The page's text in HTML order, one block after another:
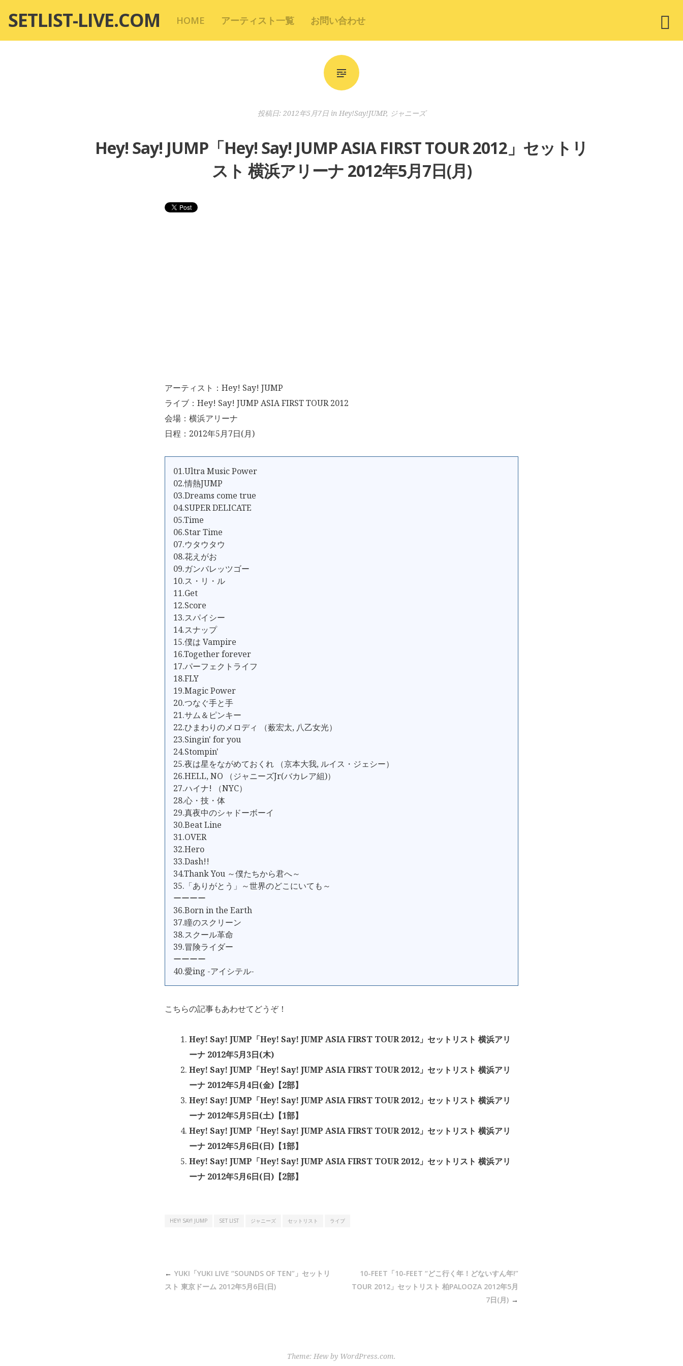
テ
SETLIST-LIVE.COM HOME アーティスト一覧 お問い合わせ
投稿日: 2012年5月7日in Hey!Say!JUMP, ジャニーズ
Hey! Say! JUMP「Hey! Say! JUMP ASIA FIRST TOUR 2012」セットリ
スト 横浜アリーナ 2012年5月7日(月)
アーティスト：Hey! Say! JUMP
ライブ：Hey! Say! JUMP ASIA FIRST TOUR 2012
会場：横浜アリーナ
日程：2012年5月7日(月)
01.Ultra Music Power
02.情熱JUMP
03.Dreams come true
04.SUPER DELICATE
05.Time
06.Star Time
07.ウタウタウ
08.花えがお
09.ガンバレッツゴー
10.ス・リ・ル
11.Get
12.Score
13.スパイシー
14.スナップ
15.僕は Vampire
16.Together forever
17.パーフェクトライフ
18.FLY
19.Magic Power
20.つなぐ手と手
21.サム＆ピンキー
22.ひまわりのメロディ （薮宏太, 八乙女光）
23.Singin' for you
24.Stompin'
25.夜は星をながめておくれ （京本大我, ルイス・ジェシー）
26.HELL, NO （ジャニーズJr(バカレア組)）
27.ハイナ! （NYC）
28.心・技・体
29.真夜中のシャドーボーイ
30.Beat Line
31.OVER
32.Hero
33.Dash!!
34.Thank You ～僕たちから君へ～
35.「ありがとう」～世界のどこにいても～
ーーーー
36.Born in the Earth
37.瞳のスクリーン
38.スクール革命
39.冒険ライダー
ーーーー
40.愛ing -アイシテル-
こちらの記事もあわせてどうぞ！
Hey! Say! JUMP「Hey! Say! JUMP ASIA FIRST TOUR 2012」セットリスト 横浜アリ
ーナ 2012年5月3日(木)
Hey! Say! JUMP「Hey! Say! JUMP ASIA FIRST TOUR 2012」セットリスト 横浜アリ
ーナ 2012年5月4日(金)【2部】
Hey! Say! JUMP「Hey! Say! JUMP ASIA FIRST TOUR 2012」セットリスト 横浜アリ
ーナ 2012年5月5日(土)【1部】
Hey! Say! JUMP「Hey! Say! JUMP ASIA FIRST TOUR 2012」セットリスト 横浜アリ
ーナ 2012年5月6日(日)【1部】
Hey! Say! JUMP「Hey! Say! JUMP ASIA FIRST TOUR 2012」セットリスト 横浜アリ
ーナ 2012年5月6日(日)【2部】
HEY! SAY! JUMP SET LIST ジャニーズ セットリスト ライブ
YUKI「YUKI LIVE “SOUNDS OF TEN”」セットリ
スト 東京ドーム 2012年5月6日(日)
10-FEET「10-FEET “どこ行く年！どないすん年!”
TOUR 2012」セットリスト 柏PALOOZA 2012年5月
7日(月)
Theme: Hew by WordPress.com.